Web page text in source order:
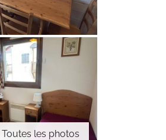
Toutes les photos